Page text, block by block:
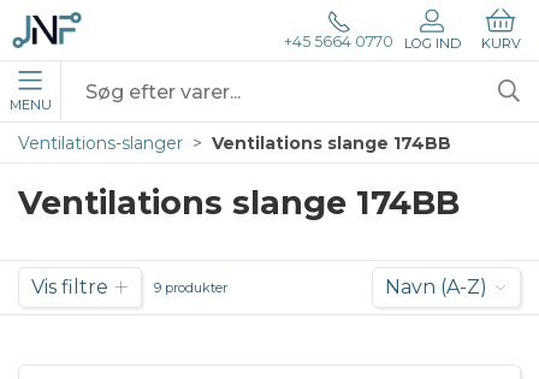
+45 5664 0770 LOG IND KURV
MENU
Ventilations-slanger Ventilations slange 174BB
Ventilations slange 174BB
Vis filtre 9 produkter Navn (A-Z)